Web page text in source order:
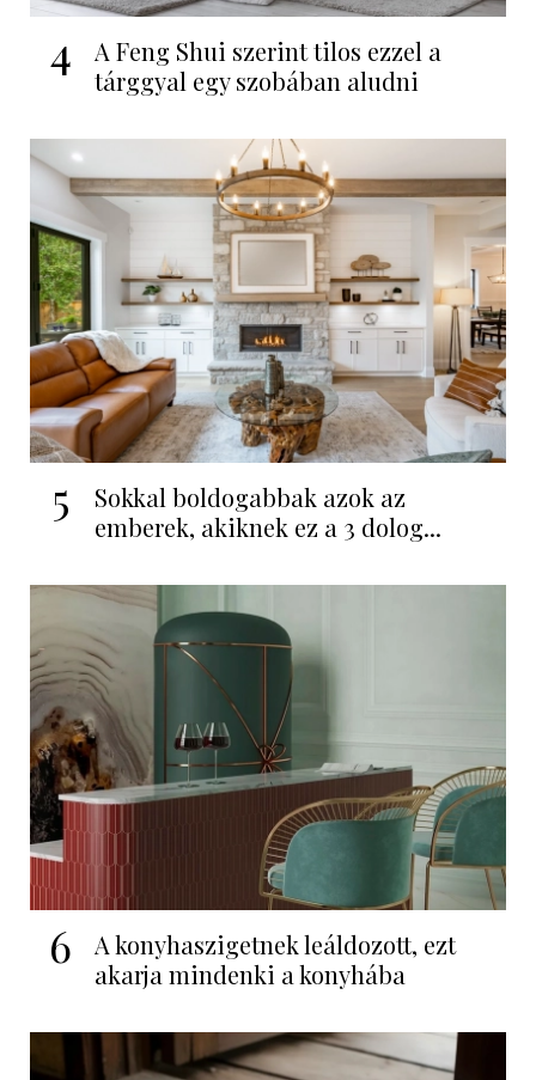
4
A Feng Shui szerint tilos ezzel a
tárggyal egy szobában aludni
5
Sokkal boldogabbak azok az
emberek, akiknek ez a 3 dolog...
6
A konyhaszigetnek leáldozott, ezt
akarja mindenki a konyhába